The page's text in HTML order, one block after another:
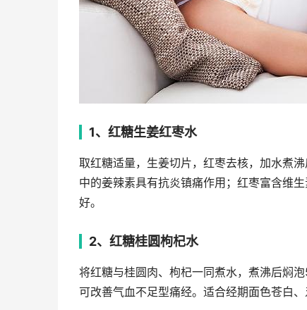
1、红糖生姜红枣水
取红糖适量，生姜切片，红枣去核，加水煮
中的姜辣素具有抗炎镇痛作用；红枣富含维
好。
2、红糖桂圆枸杞水
将红糖与桂圆肉、枸杞一同煮水，煮沸后焖
可改善气血不足型痛经。适合经期面色苍白